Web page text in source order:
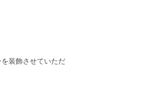
装飾させていただ